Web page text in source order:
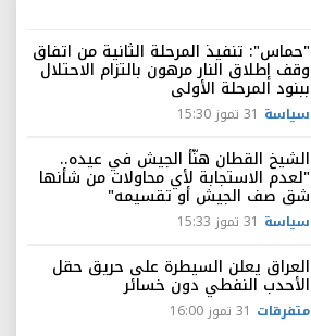
"حماس": تنفيذ المرحلة الثانية من اتفاق
وقف إطلاق النار مرهون بالتزام الاحتلال
ببنود المرحلة الأولى
سياسة 31 تموز 15:30
الشيخ القطان هنّأ الجيش في عيده..
"لعدم الاستجابة لأي محاولات من شأنها
شق صف الجيش أو تقسيمه"
سياسة 31 تموز 15:33
العراق يعلن السيطرة على حريق حقل
الأحدب النفطي دون خسائر
متفرقات 31 تموز 16:00